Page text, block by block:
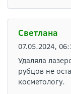
Светлана
07.05.2024,
Удаляла
рубцов не
косметологу.